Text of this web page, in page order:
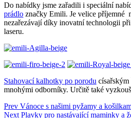
Do nabídky jsme zařadili i speciální
prádlo značky Emili. Je velice příjemné
nezařezávají díky inovatní technologii
laseru.
Stahovací kalhotky po porodu
mnohými odborníky. Určitě také
Navigace
Prev Vánoce s našimi pyžamy a
Next Plavky pro nastávající maminky a